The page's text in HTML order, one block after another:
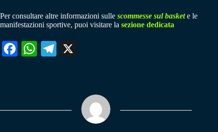
Per consultare altre informazioni sulle scommesse sul baskete le
manifestazioni sportive, puoi visitare la sezione dedicata
Fa W
pp
Te
m